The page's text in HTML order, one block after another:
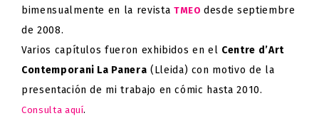
bimensualmente en la revista TMEO desde septiembre
de 2008.
Varios capítulos fueron exhibidos en el Centre d’Art
Contemporani La Panera (Lleida) con motivo de la
presentación de mi trabajo en cómic hasta 2010.
Consulta aquí.